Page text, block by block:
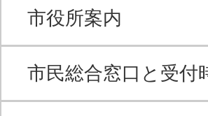
市役所案内
市民総合窓口と受付